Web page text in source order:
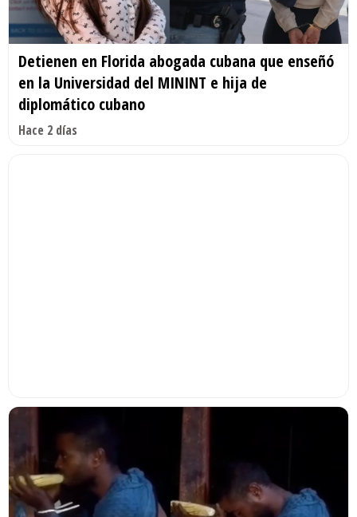
Detienen en Florida abogada cubana que enseñó
en la Universidad del MININT e hija de
diplomático cubano
Hace 2 días